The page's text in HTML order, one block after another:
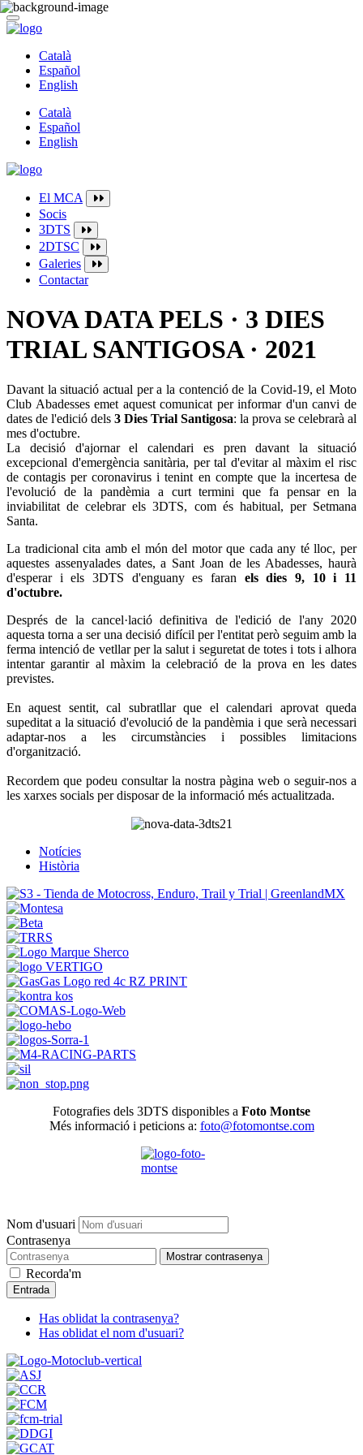
Català
Español
English
Català
Español
English
El MCA
Socis
3DTS
2DTSC
Galeries
Contactar
NOVA DATA PELS · 3 DIES
TRIAL SANTIGOSA · 2021
Davant la situació actual per a la contenció de la Covid-19, el Moto
Club Abadesses emet aquest comunicat per informar d'un canvi de
dates de l'edició dels 3 Dies Trial Santigosa: la prova se celebrarà al
mes d'octubre.
La decisió d'ajornar el calendari es pren davant la situació
excepcional d'emergència sanitària, per tal d'evitar al màxim el risc
de contagis per coronavirus i tenint en compte que la incertesa de
l'evolució de la pandèmia a curt termini que fa pensar en la
inviabilitat de celebrar els 3DTS, com és habitual, per Setmana
Santa.
La tradicional cita amb el món del motor que cada any té lloc, per
aquestes assenyalades dates, a Sant Joan de les Abadesses, haurà
d'esperar i els 3DTS d'enguany es faran els dies 9, 10 i 11
d'octubre.
Després de la cancel·lació definitiva de l'edició de l'any 2020
aquesta torna a ser una decisió difícil per l'entitat però seguim amb la
ferma intenció de vetllar per la salut i seguretat de totes i tots i alhora
intentar garantir al màxim la celebració de la prova en les dates
previstes.
En aquest sentit, cal subratllar que el calendari aprovat queda
supeditat a la situació d'evolució de la pandèmia i que serà necessari
adaptar-nos a les circumstàncies i possibles limitacions
d'organització.
Recordem que podeu consultar la nostra pàgina web o seguir-nos a
les xarxes socials per disposar de la informació més actualitzada.
Notícies
Història
Fotografies dels 3DTS disponibles a Foto Montse
Més informació i peticions a: foto@fotomontse.com
Nom d'usuari
Contrasenya
Mostrar contrasenya
Recorda'm
Entrada
Has oblidat la contrasenya?
Has oblidat el nom d'usuari?